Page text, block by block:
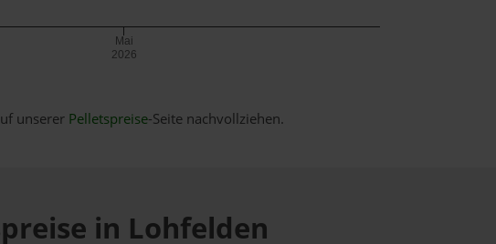
Mai
2026
unserer Pelletspreise-Seite nachvollziehen.
in Lohfelden